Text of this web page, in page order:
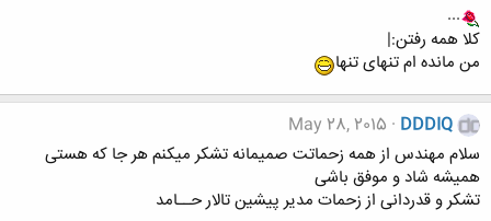
...
کلا همه رفتن:|
من مانده ام تنهای تنها
DDDIQ
May 28, 2015
سلام مهندس از همه زحماتت صمیمانه تشکر میکنم هر جا که هستی
همیشه شاد و موفق باشی
تشکر و قدردانی از زحمات مدیر پیشین تالار حــامد